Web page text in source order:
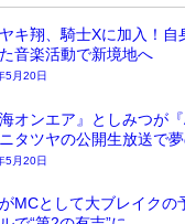
キ翔、騎士Xに加入！自
音楽活動で新境地へ
5月20日
海オンエア』としみつが
タツヤの公開生放送で
5月20日
MCとして大ブレイクの